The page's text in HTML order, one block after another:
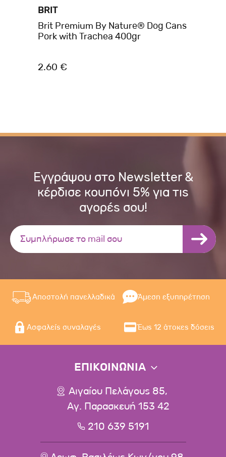
BRIT
Brit Premium By Nature® Dog Cans
Pork with Trachea 400gr
2.60 €
Εγγράψου στο Newsletter &
κέρδισε κουπόνι 5% για τις
αγορές σου!
Αποστολή πανελλαδικά Άμεση εξυπηρέτηση
Ασφαλείς συναλαγές Έως 12 άτοκες δόσεις
ΕΠΙΚΟΙΝΩΝΙΑ
Αιγαίου Πελάγους 85,
Αγ. Παρασκευή 153 42
210 639 5191